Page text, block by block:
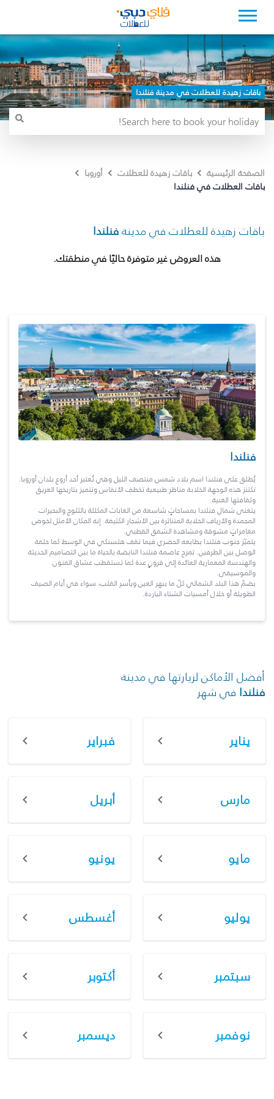
باقات زهيدة للعطلات في مدينة فنلندا
الصفحة الرئيسية باقات زهيدة للعطلات
أوروبا
باقات العطلات في فنلندا
باقات زهيدة للعطلات في مدينةفنلندا
هذه العروض غير متوفرة حاليًا في منطقتك.
فنلندا
يُطلق على فنلندا اسم بلاد شمس منتصف الليل وهي تُعتبر أحد أروع بلدان أوروبا.
تكتنز هذه الوجهة الخلابة مناظر طبيعية تخطف الأنفاس وتتميز بتاريخها العريق
وثقافتها الغنية.
يتغنى شمال فنلندا بمساحاتٍ شاسعة من الغابات المكللة بالثلوج والبحيرات
المجمدة والأرياف الخلابة المتناثرة بين الأشجار الكثيفة. إنه المكان الأمثل لخوض
مغامراتٍ مشوقة ومشاهدة الشفق القطبي.
يتميّز جنوب فنلندا بطابعه الحضري فيما تقف هلسنكي في الوسط كما حلقة
الوصل بين الطرفين. تمزج عاصمة فنلندا النابضة بالحياة ما بين التصاميم الحديثة
والهندسة المعمارية العائدة إلى قرونٍ عدة كما تستقطب عشاق الفنون
والموسيقى.
يضمّ هذا البلد الشمالي كلّ ما يبهر العين ويأسر القلب، سواء في أيام الصيف
الطويلة أو خلال أمسيات الشتاء الباردة.
أفضل الأماكن لزيارتها في مدينة
فنلندا في شهر
يناير فبراير
مارس أبريل
مايو يونيو
يوليو أغسطس
سبتمبر أكتوبر
نوفمبر ديسمبر